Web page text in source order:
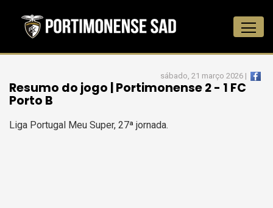
sábado, 21 março 2026 |
Resumo do jogo | Portimonense 2 - 1 FC
Porto B
Liga Portugal Meu Super, 27ª jornada.